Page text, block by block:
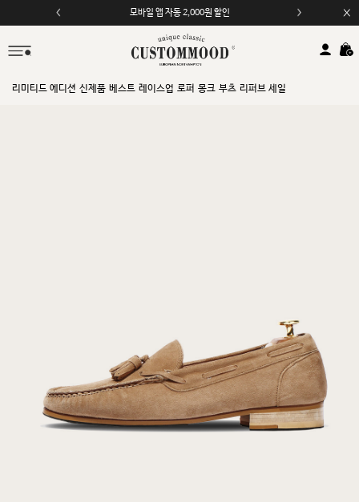
모바일 앱 자동 2,000원 할인
리미티드 에디션 신제품 베스트 레이스업 로퍼 몽크 부츠 리퍼브 세일